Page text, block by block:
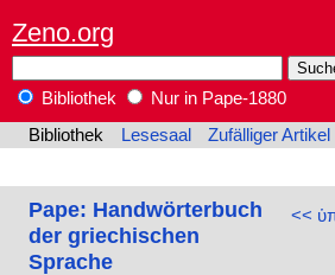
Zeno.org
Bibliothek
Nur in Pape-1880
Bibliothek
Lesesaal Zufälliger Artikel
<<
Pape: Handwörterbuch
der griechischen
Sprache